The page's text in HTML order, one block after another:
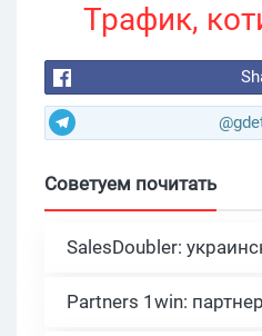
Трафик,
Советуем почитать